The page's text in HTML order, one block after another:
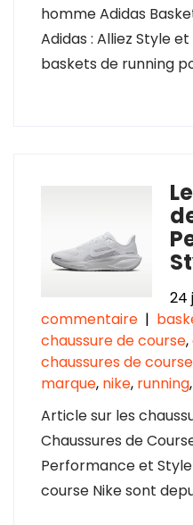
homme Adidas
Adidas : Alliez Style
baskets de running
24
commentaire |
chaussure de course,
chaussures de course
marque, nike, running,
Article sur les
Chaussures de
Performance et
course Nike sont